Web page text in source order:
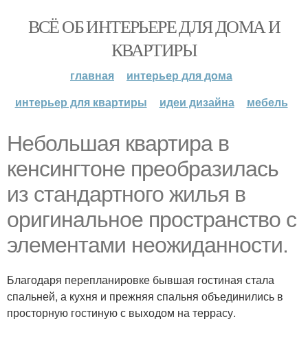
ВСЁ ОБ ИНТЕРЬЕРЕ ДЛЯ ДОМА И
КВАРТИРЫ
главная
интерьер для дома
интерьер для квартиры
идеи дизайна мебель
Небольшая квартира в
кенсингтоне преобразилась
из стандартного жилья в
оригинальное пространство с
элементами неожиданности.
Благодаря перепланировке бывшая гостиная стала
спальней, а кухня и прежняя спальня объединились в
просторную гостиную с выходом на террасу.